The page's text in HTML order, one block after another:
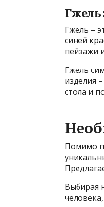
Гжель –
синей
пейзажи
Гжель
изделия
стола и
Помимо
Выбирая